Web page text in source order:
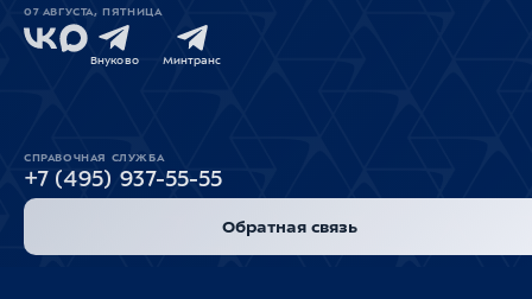
07 АВГУСТА, ПЯТНИЦА
Внуково Минтранс
СПРАВОЧНАЯ СЛУЖБА
+7 (495) 937-55-55
Обратная связь